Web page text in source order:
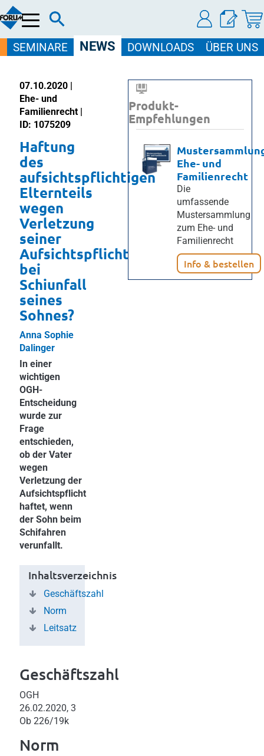
Menü
SEMINARE NEWS DOWNLOADS ÜBER UNS
07.10.2020 |
Ehe- und
Familienrecht |
ID: 1075209
Haftung
des
aufsichtspflichtigen
Elternteils
wegen
Verletzung
seiner
Aufsichtspflicht
bei
Schiunfall
seines
Sohnes?
Anna Sophie
Dalinger
In einer
wichtigen
OGH-
Entscheidung
wurde zur
Frage
entschieden,
ob der Vater
wegen
Verletzung der
Aufsichtspflicht
haftet, wenn
der Sohn beim
Schifahren
verunfallt.
Inhaltsverzeichnis
Geschäftszahl
Norm
Leitsatz
Geschäftszahl
OGH
26.02.2020, 3
Ob 226/19k
Norm
Produkt-
Empfehlungen
Ehe- und
Familienrecht
Die
umfassende
Mustersammlung
zum Ehe- und
Familienrecht
Info & bestellen